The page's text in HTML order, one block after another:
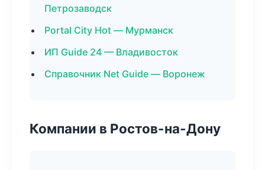
Петрозаводск
Portal City Hot — Мурманск
ИП Guide 24 — Владивосток
Справочник Net Guide — Воронеж
Компании в Ростов-на-Дону